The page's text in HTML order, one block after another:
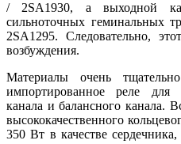
/ 2SA1930, а выходной
сильноточных геминальных
2SA1295. Следовательно,
возбуждения.
Материалы очень
импортированное реле для
канала и балансного канала.
высококачественного
350 Вт в качестве